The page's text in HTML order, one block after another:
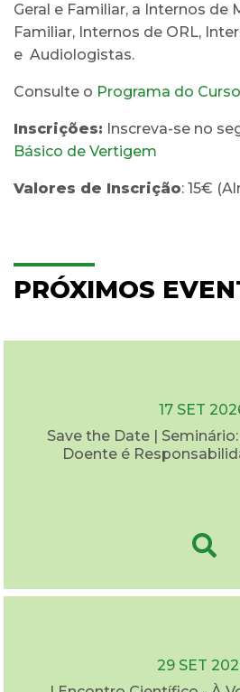
Geral e Familiar, a Internos de
Familiar, Internos de ORL,
e Audiologistas.
Consulte o Programa do Curso
Inscrições: Inscreva-se no
Básico de Vertigem
Valores de Inscrição: 15€
PRÓXIMOS
17 SET
Save the Date |
Doente é
29 SET